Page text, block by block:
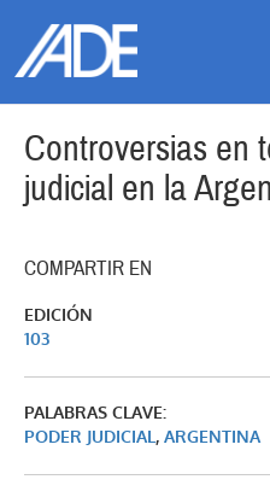
Controversias en
judicial en la
COMPARTIR EN
EDICIÓN
103
PALABRAS CLAVE:
PODER JUDICIAL, ARGENTINA